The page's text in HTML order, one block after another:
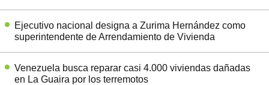
Ejecutivo nacional designa a Zurima Hernández como
superintendente de Arrendamiento de Vivienda
Venezuela busca reparar casi 4.000 viviendas dañadas
en La Guaira por los terremotos